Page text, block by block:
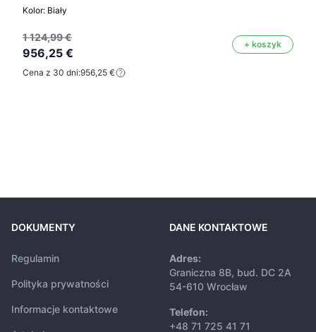
Kolor: Biały
1 124,99 €
956,25 €
+ koszyk
Cena z 30 dni:956,25 €
DOKUMENTY
Regulamin
Polityka prywatności
Informacje kontaktowe
DANE KONTAKTOWE
Adres:
Graniczna 8B, bud. DC 2A
54-610 Wrocław
Telefon:
+48 71 725 41 71